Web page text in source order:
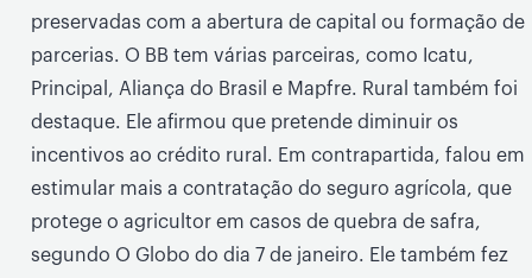
preservadas com a abertura de capital ou formação de
parcerias. O BB tem várias parceiras, como Icatu,
Principal, Aliança do Brasil e Mapfre. Rural também foi
destaque. Ele afirmou que pretende diminuir os
incentivos ao crédito rural. Em contrapartida, falou em
estimular mais a contratação do seguro agrícola, que
protege o agricultor em casos de quebra de safra,
segundo O Globo do dia 7 de janeiro. Ele também fez